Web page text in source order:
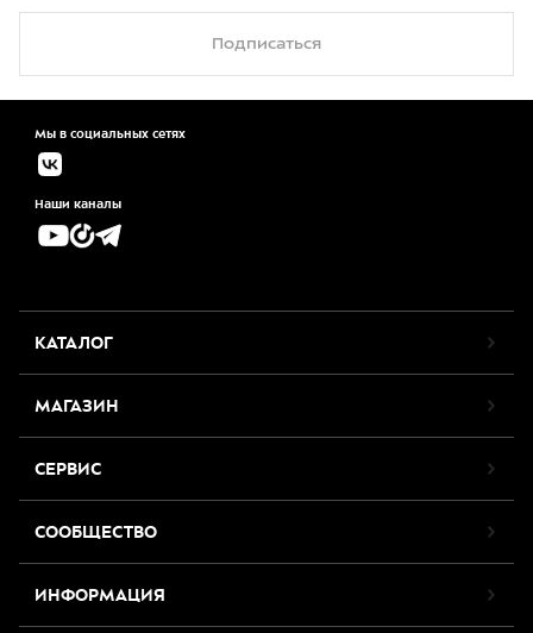
Подписаться
Мы в социальных сетях
Наши каналы
КАТАЛОГ
МАГАЗИН
СЕРВИС
СООБЩЕСТВО
ИНФОРМАЦИЯ